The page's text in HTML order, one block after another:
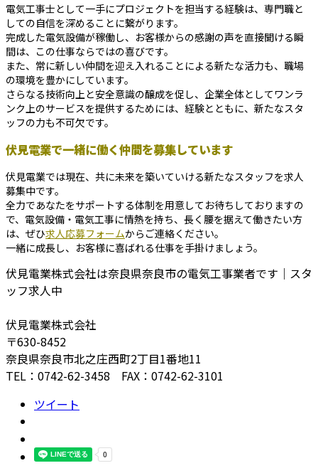
電気工事士として一手にプロジェクトを担当する経験は、専門職と
しての自信を深めることに繋がります。
完成した電気設備が稼働し、お客様からの感謝の声を直接聞ける瞬
間は、この仕事ならではの喜びです。
また、常に新しい仲間を迎え入れることによる新たな活力も、職場
の環境を豊かにしています。
さらなる技術向上と安全意識の醸成を促し、企業全体としてワンラ
ンク上のサービスを提供するためには、経験とともに、新たなスタ
ッフの力も不可欠です。
伏見電業で一緒に働く仲間を募集しています
伏見電業では現在、共に未来を築いていける新たなスタッフを求人
募集中です。
全力であなたをサポートする体制を用意してお待ちしておりますの
で、電気設備・電気工事に情熱を持ち、長く腰を据えて働きたい方
は、ぜひ求人応募フォームからご連絡ください。
一緒に成長し、お客様に喜ばれる仕事を手掛けましょう。
伏見電業株式会社は奈良県奈良市の電気工事業者です｜スタ
ッフ求人中
伏見電業株式会社
〒630-8452
奈良県奈良市北之庄西町2丁目1番地11
TEL：0742-62-3458 FAX：0742-62-3101
ツイート